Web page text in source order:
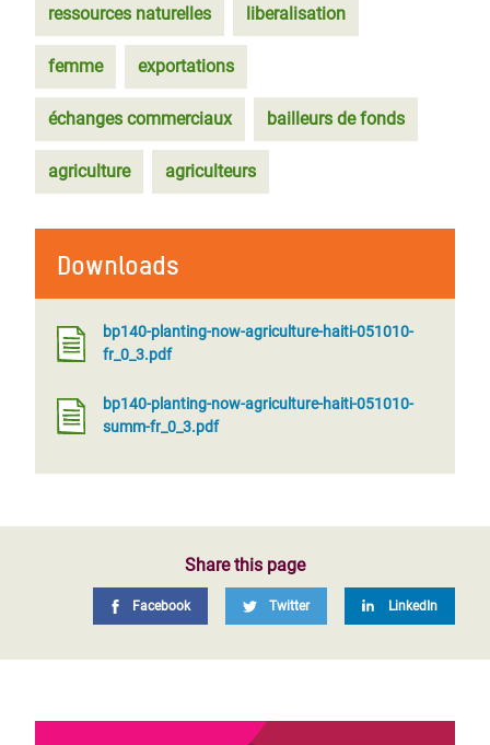
ressources naturelles liberalisation
femme exportations
échanges commerciaux bailleurs de fonds
agriculture agriculteurs
Downloads
bp140-planting-now-agriculture-haiti-051010-
fr_0_3.pdf
bp140-planting-now-agriculture-haiti-051010-
summ-fr_0_3.pdf
Share this page
Facebook Twitter LinkedIn